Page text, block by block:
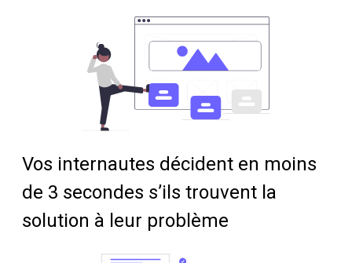
Vos internautes décident en moins
de 3 secondes s’ils trouvent la
solution à leur problème